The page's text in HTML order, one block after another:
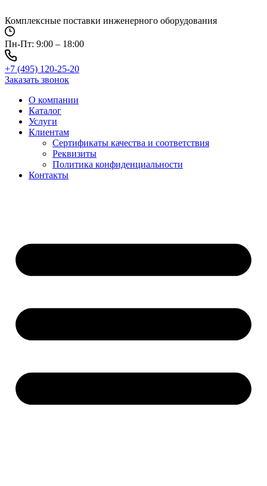
к
содержимому
Комплексные поставки инженерного оборудования
Пн-Пт: 9:00 – 18:00
+7 (495) 120-25-20
Заказать звонок
О компании
Каталог
Услуги
Клиентам
Сертификаты качества и соответствия
Реквизиты
Политика конфиден­циальности
Контакты